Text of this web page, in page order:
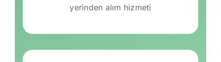
yerinden alım hizmeti